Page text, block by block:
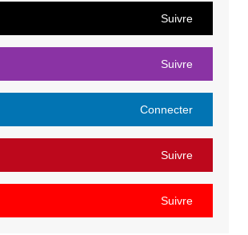
Suivre
Suivre
Connecter
Suivre
Suivre